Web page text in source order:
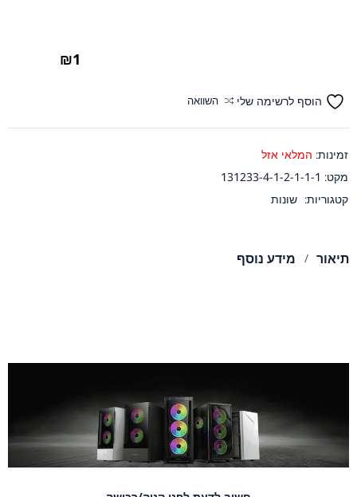
₪1
הוסף לרשימה שלי השוואה
זמינות: המלאי אזל
מקט: 131233-4-1-2-1-1-1
קטגוריות: שונות
תיאור מידע נוסף